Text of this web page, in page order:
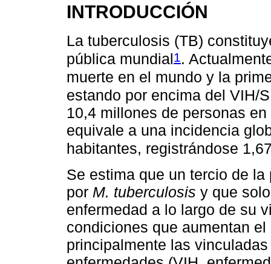
INTRODUCCIÓN
La tuberculosis (TB)
pública mundial1 .
muerte en el mundo y la
estando por encima del VIH/
10,4 millones de personas
equivale a una incidencia
habitantes, registrándose
Se estima que un tercio de
por M. tuberculosis y que
enfermedad a lo largo de su
condiciones que aumentan
principalmente las